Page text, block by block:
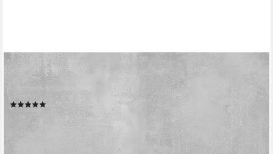
MARBURG
Fototapete, realistisch, Motiv, moderne Tapete für Wohnzimmer
Schlafzimmer Küche
(1)
40,09 € UVP 68,95 €
-42%